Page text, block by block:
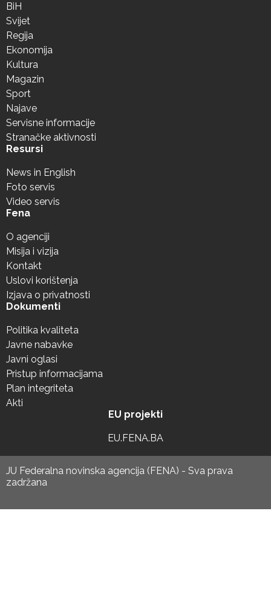
BiH
Svijet
Regija
Ekonomija
Kultura
Magazin
Sport
Najave
Servisne informacije
Stranačke aktivnosti
Resursi
News in English
Foto servis
Video servis
Fena
O agenciji
Misija i vizija
Kontakt
Uslovi korištenja
Izjava o privatnosti
Dokumenti
Politika kvaliteta
Javne nabavke
Javni oglasi
Pristup informacijama
Plan integriteta
Akti
EU projekti
EU.FENA.BA
JU Federalna novinska agencija (FENA) - Sva prava
zadržana